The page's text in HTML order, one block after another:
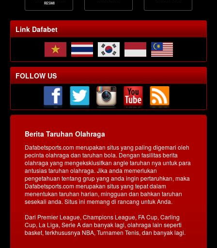
Link Dafabet
FOLLOW US
Berita Taruhan Olahraga
Dafabetsports.com merupakan situs yang paling digemari oleh
pecinta olahraga dan taruhan bola. Dengan fasilitas berita
olahraga yang mengeksklusifkan angle taruhan nya untuk para
antusias taruhan olahraga. Jika anda memerlukan
pengetahuan tentang grup yang anda ingin pertaruhkan, maka
Dafabetsports.com merupakan situs yang tepat dalam
menentukan taruhan harian, mingguan dan bahkan taruhan
sesekali anda. Situs ini memang di rancang untuk Anda.
Dari Premier League, Champions League, FA Cup, Carling
Cup, La Liga, Serie A dan banyak lagi, olahraga lain seperti
basket, terkhususnya NBA, Turnamen Tenis, dan banyak lagi.